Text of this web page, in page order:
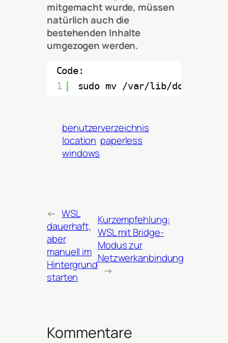
mitgemacht wurde, müssen
natürlich auch die
bestehenden Inhalte
umgezogen werden.
Code:
1
sudo mv /var/lib/docker/
benutzerverzeichnis
location paperless
windows
← WSL
dauerhaft,
aber
manuell im
Hintergrund
starten
Kurzempfehlung:
WSL mit Bridge-
Modus zur
Netzwerkanbindung
→
Kommentare